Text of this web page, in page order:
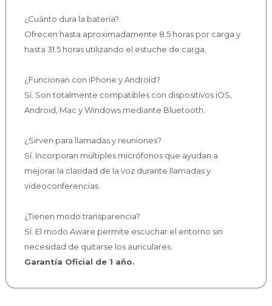
¿Cuánto dura la batería?
Ofrecen hasta aproximadamente 8.5 horas por carga y
hasta 31.5 horas utilizando el estuche de carga.
¿Funcionan con iPhone y Android?
Sí. Son totalmente compatibles con dispositivos iOS,
Android, Mac y Windows mediante Bluetooth.
¿Sirven para llamadas y reuniones?
Sí. Incorporan múltiples micrófonos que ayudan a
mejorar la claridad de la voz durante llamadas y
videoconferencias.
¿Tienen modo transparencia?
Sí. El modo Aware permite escuchar el entorno sin
necesidad de quitarse los auriculares.
Garantía Oficial de 1 año.